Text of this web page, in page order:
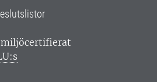
miljöcertifierat